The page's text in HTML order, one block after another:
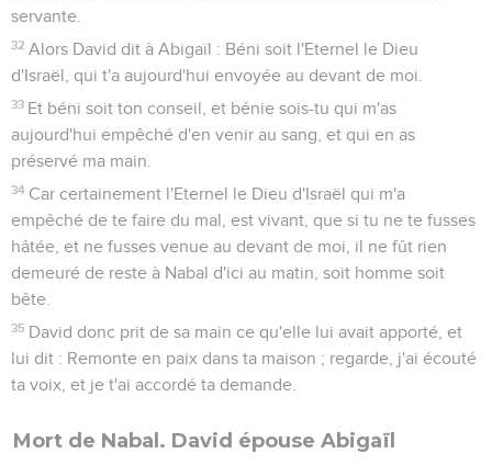
servante.
32 Alors David dit à Abigaïl : Béni soit l'Eternel le Dieu
d'Israël, qui t'a aujourd'hui envoyée au devant de moi.
33 Et béni soit ton conseil, et bénie sois-tu qui m'as
aujourd'hui empêché d'en venir au sang, et qui en as
préservé ma main.
34 Car certainement l'Eternel le Dieu d'Israël qui m'a
empêché de te faire du mal, est vivant, que si tu ne te fusses
hâtée, et ne fusses venue au devant de moi, il ne fût rien
demeuré de reste à Nabal d'ici au matin, soit homme soit
bête.
35 David donc prit de sa main ce qu'elle lui avait apporté, et
lui dit : Remonte en paix dans ta maison ; regarde, j'ai écouté
ta voix, et je t'ai accordé ta demande.
Mort de Nabal. David épouse Abigaïl